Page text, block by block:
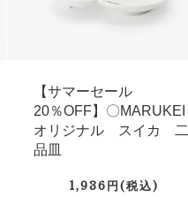
【サマーセール
20％OFF】〇MARUKEI
オリジナル スイカ 二
品皿
1,936円(税込)